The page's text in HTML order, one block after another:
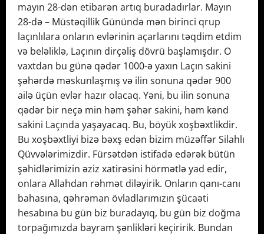
mayın 28-dən etibarən artıq buradadırlar. Mayın
28-də – Müstəqillik Günündə mən birinci qrup
laçınlılara onların evlərinin açarlarını təqdim etdim
və beləliklə, Laçının dirçəliş dövrü başlamışdır. O
vaxtdan bu günə qədər 1000-ə yaxın Laçın sakini
şəhərdə məskunlaşmış və ilin sonuna qədər 900
ailə üçün evlər hazır olacaq. Yəni, bu ilin sonuna
qədər bir neçə min həm şəhər sakini, həm kənd
sakini Laçında yaşayacaq. Bu, böyük xoşbəxtlikdir.
Bu xoşbəxtliyi bizə bəxş edən bizim müzəffər Silahlı
Qüvvələrimizdir. Fürsətdən istifadə edərək bütün
şəhidlərimizin əziz xatirəsini hörmətlə yad edir,
onlara Allahdan rəhmət diləyirik. Onların qanı-canı
bahasına, qəhrəman övladlarımızın şücaəti
hesabına bu gün biz buradayıq, bu gün biz doğma
torpağımızda bayram şənlikləri keçiririk. Bundan